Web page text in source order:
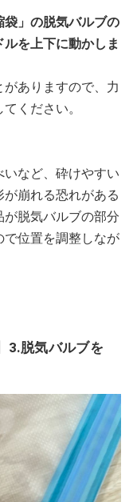
袋」の脱気バルブの
ルを上下に動かしま
ありますので、力
ください。
いなど、砕けやすい
崩れる恐れがある
脱気バルブの部分
位置を調整しなが
3.脱気バルブを